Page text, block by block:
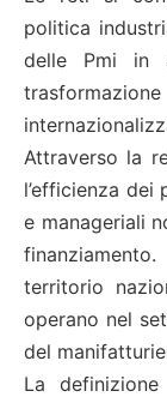
politica
delle Pmi in
Attraverso la
l’efficienza dei
e manageriali
territorio
operano nel
del
La